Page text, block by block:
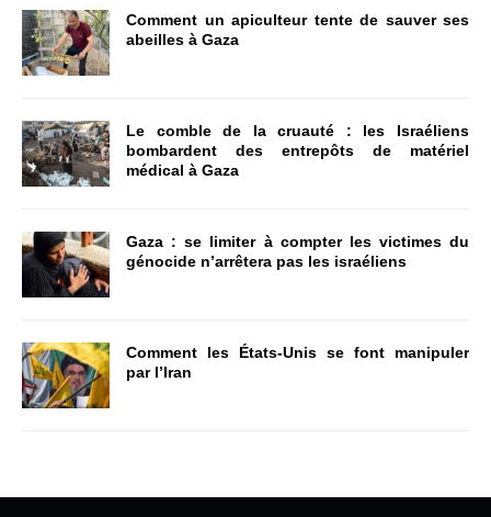
Comment un apiculteur tente de sauver ses
abeilles à Gaza
Le comble de la cruauté : les Israéliens
bombardent des entrepôts de matériel
médical à Gaza
Gaza : se limiter à compter les victimes du
génocide n’arrêtera pas les israéliens
Comment les États-Unis se font manipuler
par l’Iran